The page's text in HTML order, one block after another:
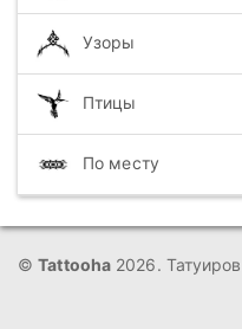
Узоры
Птицы
По месту
©Tattooha 2026.